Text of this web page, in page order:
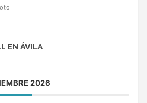
EN ÁVILA
2026